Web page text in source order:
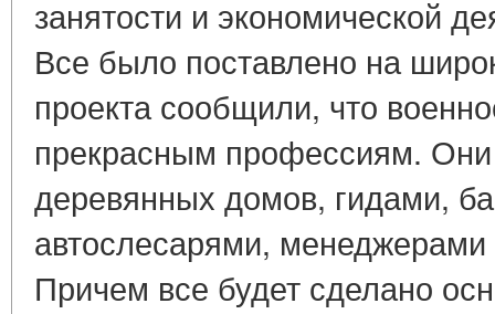
занятости и экономической
Все было поставлено на
проекта сообщили, что
прекрасным профессиям. Они
деревянных домов, гидами,
автослесарями, менеджерами
Причем все будет сделано